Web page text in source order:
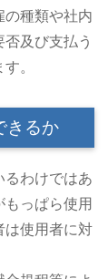
の種類や社内
及び支払う
。
きるか
るわけではあ
っぱら使用
は使用者に対